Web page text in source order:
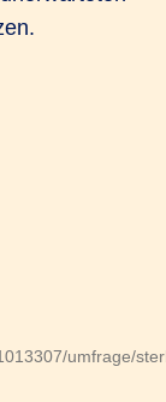
umfrage/